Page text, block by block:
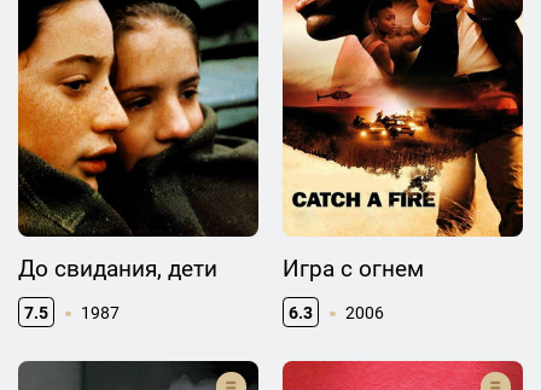
До свидания, дети
7.5 1987
Игра с огнем
6.3 2006